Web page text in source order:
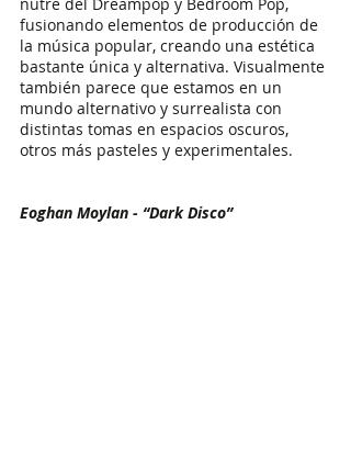
nutre del Dreampop y Bedroom Pop,
fusionando elementos de producción de
la música popular, creando una estética
bastante única y alternativa. Visualmente
también parece que estamos en un
mundo alternativo y surrealista con
distintas tomas en espacios oscuros,
otros más pasteles y experimentales.
Eoghan Moylan - “Dark Disco”